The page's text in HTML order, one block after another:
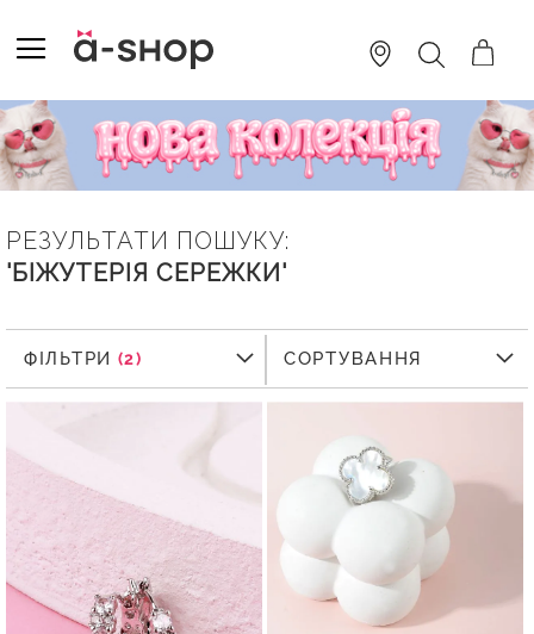
TO
CONTENT
ПОШУК
РЕЗУЛЬТАТИ ПОШУКУ:
'БІЖУТЕРІЯ СЕРЕЖКИ'
ФІЛЬТРИ
ФІЛЬТРИ СОРТУВАННЯ